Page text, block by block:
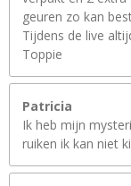
geuren zo kan
Tijdens de live
Toppie
Patricia
Ik heb mijn
ruiken ik kan niet